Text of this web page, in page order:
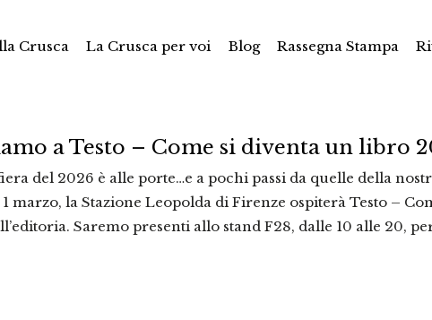
Crusca La Crusca per voi Blog Rassegna Stampa
a Testo – Come si diventa un libro
del 2026 è alle porte…e a pochi passi da quelle della
marzo, la Stazione Leopolda di Firenze ospiterà Testo –
Saremo presenti allo stand F28, dalle 10 alle 20,